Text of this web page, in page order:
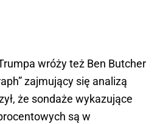
wróży też Ben Butcher
zajmujący się analizą
że sondaże wykazujące
są w